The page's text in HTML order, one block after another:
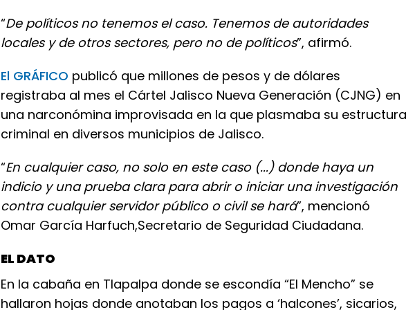
“De políticos no tenemos el caso. Tenemos de autoridades
locales y de otros sectores, pero no de políticos”, afirmó.
El GRÁFICO publicó que millones de pesos y de dólares
registraba al mes el Cártel Jalisco Nueva Generación (CJNG) en
una narconómina improvisada en la que plasmaba su estructura
criminal en diversos municipios de Jalisco.
“En cualquier caso, no solo en este caso (...) donde haya un
indicio y una prueba clara para abrir o iniciar una investigación
contra cualquier servidor público o civil se hará”, mencionó
Omar García Harfuch,Secretario de Seguridad Ciudadana.
EL DATO
En la cabaña en Tlapalpa donde se escondía “El Mencho” se
hallaron hojas donde anotaban los pagos a ‘halcones’, sicarios,